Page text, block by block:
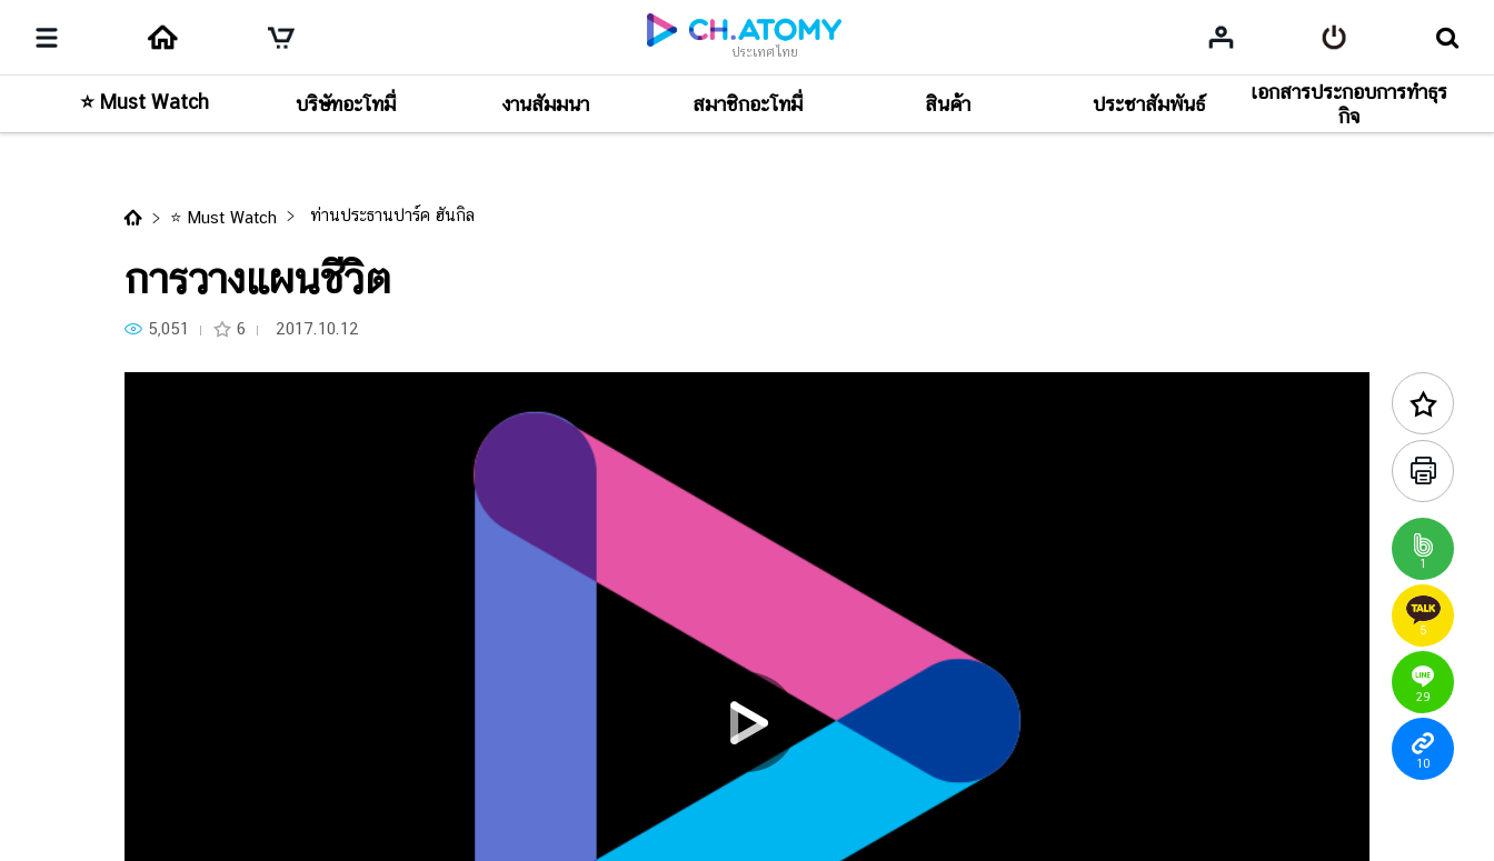
ประเทศไทย
⭐ Must Watch บริษัทอะโทมี่ งานสัมมนา สมาชิกอะโทมี่ สินค้า ประชาสัมพันธ์
เอกสารประกอบการทำธุร
กิจ
การวางแผนชีวิต
คอนเทนต์ก่อนหน้า คอนเทนต์ถัดไป
⭐ Must Watch ท่านประธานปาร์ค ฮันกิล
การวางแผนชีวิต
5,051 6 2017.10.12